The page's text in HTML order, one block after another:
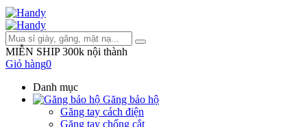
MIỄN SHIP 300k nội thành
Giỏ hàng0
Danh mục
Găng bảo hộ
Găng tay cách điện
Găng tay chống cắt